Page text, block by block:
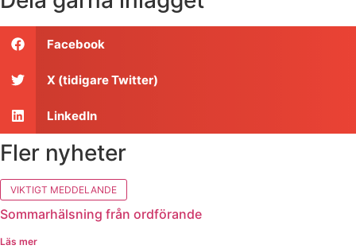
Facebook
X (tidigare Twitter)
LinkedIn
Fler nyheter
VIKTIGT MEDDELANDE
Sommarhälsning från ordförande
Läs mer